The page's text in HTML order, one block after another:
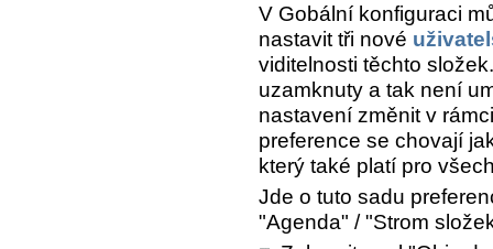
V Gobální konfiguraci
nastavit tři nové
viditelnosti těchto
uzamknuty a tak není
nastavení změnit v
preference se chovají
který také platí pro
Jde o tuto sadu
"Agenda" / "Strom